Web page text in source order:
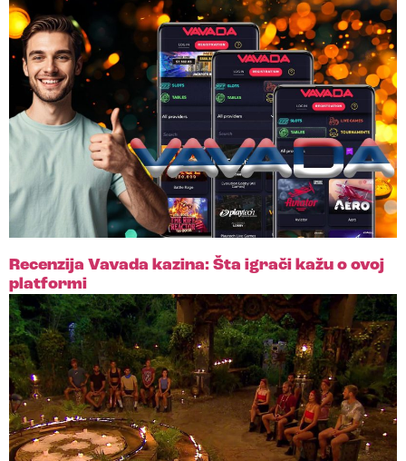
Recenzija Vavada kazina: Šta igrači kažu o ovoj
platformi